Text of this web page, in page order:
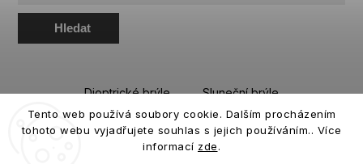
Tento web používá soubory cookie. Dalším procházením
tohoto webu vyjadřujete souhlas s jejich používáním.. Více
informací zde.
Hledat
Dioptrické brýle
Sluneční brýle
Sportovní brýle
Kontaktní čočky
Roztoky a oční kapky